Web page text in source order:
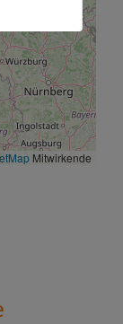
Mitwirkende